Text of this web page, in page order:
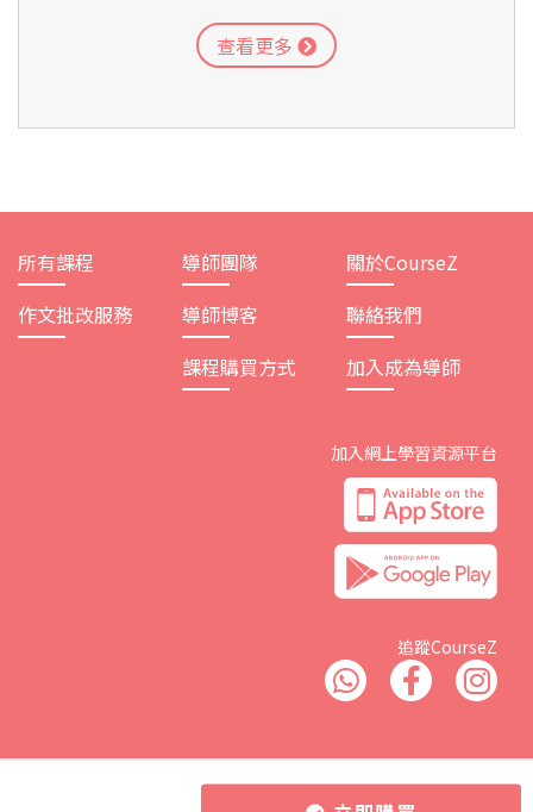
查看更多
所有課程
作文批改服務
導師團隊
導師博客
課程購買方式
關於CourseZ
聯絡我們
加入成為導師
加入網上學習資源平台
追蹤CourseZ